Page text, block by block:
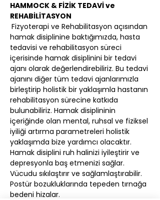
HAMMOCK & FİZİK TEDAVİ ve
REHABİLİTASYON
Fizyoterapi ve Rehabilitasyon açısından
hamak disiplinine baktığımızda, hasta
tedavisi ve rehabilitasyon süreci
içerisinde hamak disiplinini bir tedavi
ajanı olarak değerlendirebiliriz. Bu tedavi
ajanını diğer tüm tedavi ajanlarımızla
birleştirip holistik bir yaklaşımla hastanın
rehabilitasyon sürecine katkıda
bulunabiliriz. Hamak disiplininin
içeriğinde olan mental, ruhsal ve fiziksel
iyiliği artırma parametreleri holistik
yaklaşımda bize yardımcı olacaktır.
Hamak disiplini ruh halinizi iyileştirir ve
depresyonla baş etmenizi sağlar.
Vücudu sıkılaştırır ve sağlamlaştırabilir.
Postür bozukluklarında tepeden tırnağa
bedeni hizalar.